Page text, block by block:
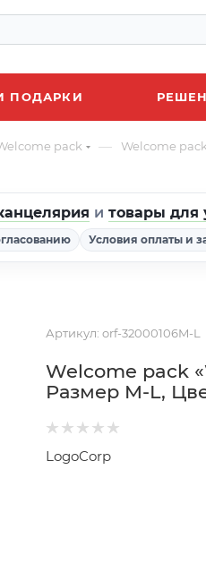
ПОДАРКИ
pack — Welcome
и товары для
Условия оплаты и
Артикул: orf-32000106M-L
Welcome pack
Размер M-L,
LogoCorp